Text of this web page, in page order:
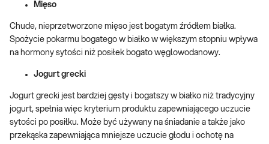
Mięso
Chude, nieprzetworzone mięso jest bogatym źródłem białka.
Spożycie pokarmu bogatego w białko w większym stopniu wpływa
na hormony sytości niż posiłek bogato węglowodanowy.
Jogurt grecki
Jogurt grecki jest bardziej gęsty i bogatszy w białko niż tradycyjny
jogurt, spełnia więc kryterium produktu zapewniającego uczucie
sytości po posiłku. Może być używany na śniadanie a także jako
przekąska zapewniająca mniejsze uczucie głodu i ochotę na